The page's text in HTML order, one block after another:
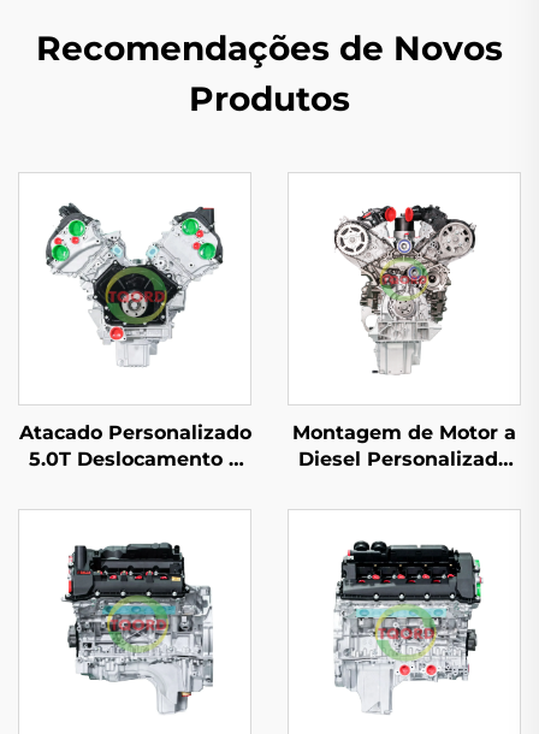
Recomendações de Novos
Produtos
Atacado Personalizado
5.0T Deslocamento 8
Conjunto de Motor
Alta Qualidade para
Land Rover 508PS
Montagem de Motor a
Diesel Personalizada
306DT 3.0L para Land
Rover Discovery 2005-
2009 Modelo Antigo